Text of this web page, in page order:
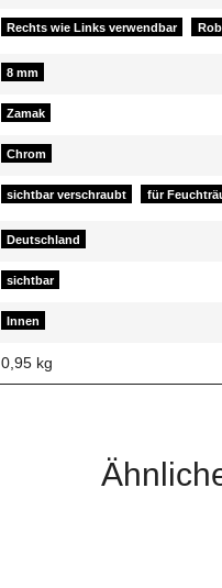
Rechts wie Links verwendbar
8 mm
Zamak
Chrom
sichtbar verschraubt für
Deutschland
sichtbar
Innen
0,95 kg